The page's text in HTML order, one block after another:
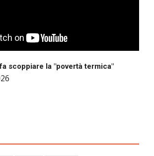
scoppiare la "povertà termica"